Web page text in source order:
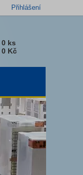
Přihlášení
0 ks
0 Kč